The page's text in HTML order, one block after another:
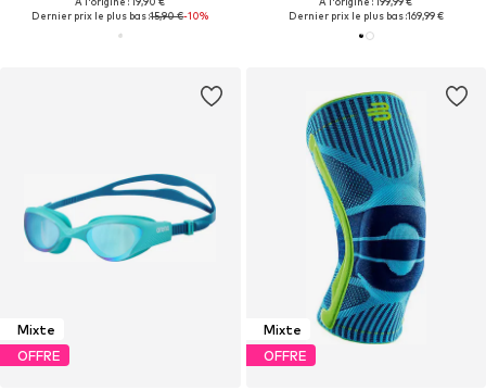
Dernier prix le plus bas :15,90 €-10%
Dernier prix le plus bas :169,99 €
Mixte
OFFRE
Mixte
OFFRE